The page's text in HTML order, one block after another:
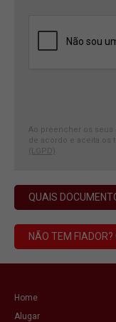
Ao preencher os seus
de acordo e aceita os
(LGPD)
QUAIS
NÃO TEM FIADOR?
Home
Alugar